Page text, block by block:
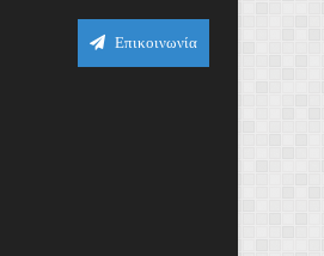
Επικοινωνία